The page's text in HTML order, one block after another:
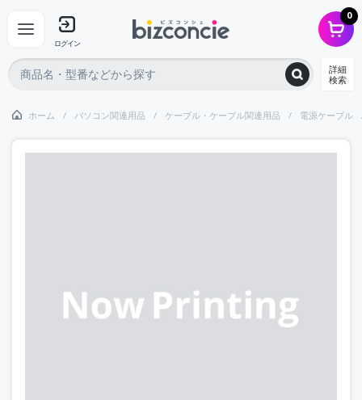
ログイン
0
詳細
検索
ホーム パソコン関連用品 ケーブル・ケーブル関連用品 電源ケーブル